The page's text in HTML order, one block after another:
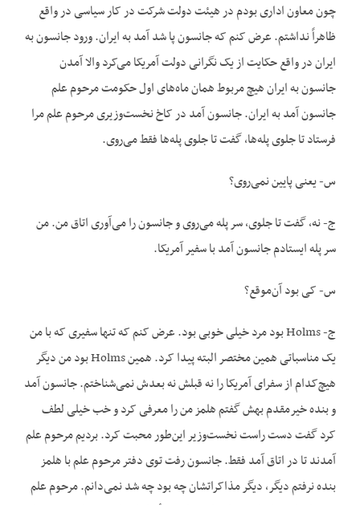
چون معاون اداری بودم در هیئت دولت شرکت در کار سیاسی در واقع
ظاهراً نداشتم. عرض کنم که جانسون پا شد آمد به ایران. ورود جانسون به
ایران در واقع حکایت از یک نگرانی دولت آمریکا می‌کرد والا آمدن
جانسون به ایران هیچ مربوط همان ماه‌های اول حکومت مرحوم علم
جانسون آمد به ایران. جانسون آمد در کاخ نخست‌وزیری مرحوم علم مرا
فرستاد تا جلوی پله‌ها، گفت تا جلوی پله‌ها فقط می‌روی.
س- یعنی پایین نمی‌روی؟
ج- نه، گفت تا جلوی، سر پله می‌روی و جانسون را می‌آوری اتاق من. من
سر پله ایستادم جانسون آمد با سفیر آمریکا.
س- کی بود آن‌موقع؟
ج- Holms بود مرد خیلی خوبی بود. عرض کنم که تنها سفیری که با من
یک مناسباتی همین مختصر البته پیدا کرد. همین Holms بود من دیگر
هیچ‌کدام از سفرای آمریکا را نه قبلش نه بعدش نمی‌شناختم. جانسون آمد
و بنده خیرمقدم بهش گفتم هلمز من را معرفی کرد و خب خیلی لطف
کرد گفت دست راست نخست‌وزیر این‌طور محبت کرد. بردیم مرحوم علم
آمدند تا در اتاق آمد فقط. جانسون رفت توی دفتر مرحوم علم با هلمز
بنده نرفتم دیگر، دیگر مذاکراتشان چه بود چه شد نمی‌دانم. مرحوم علم